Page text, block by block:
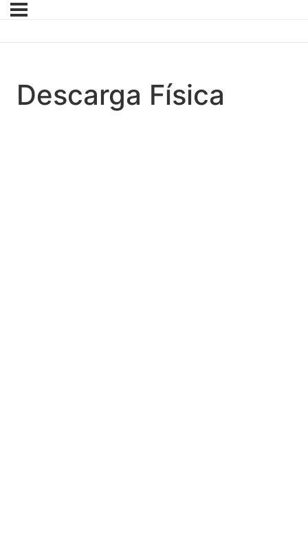
Descarga Física